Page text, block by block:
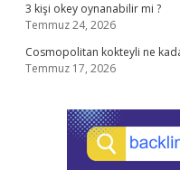
3 kişi okey oynanabilir mi ?
Temmuz 24, 2026
Cosmopolitan kokteyli ne
Temmuz 17, 2026